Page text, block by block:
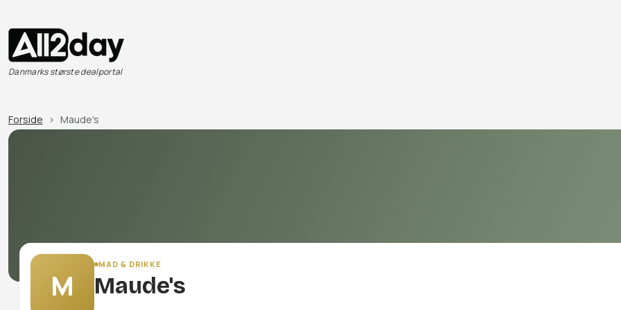
Danmarks største dealportal
Forside Maude's
M
MAD & DRIKKE
Maude's